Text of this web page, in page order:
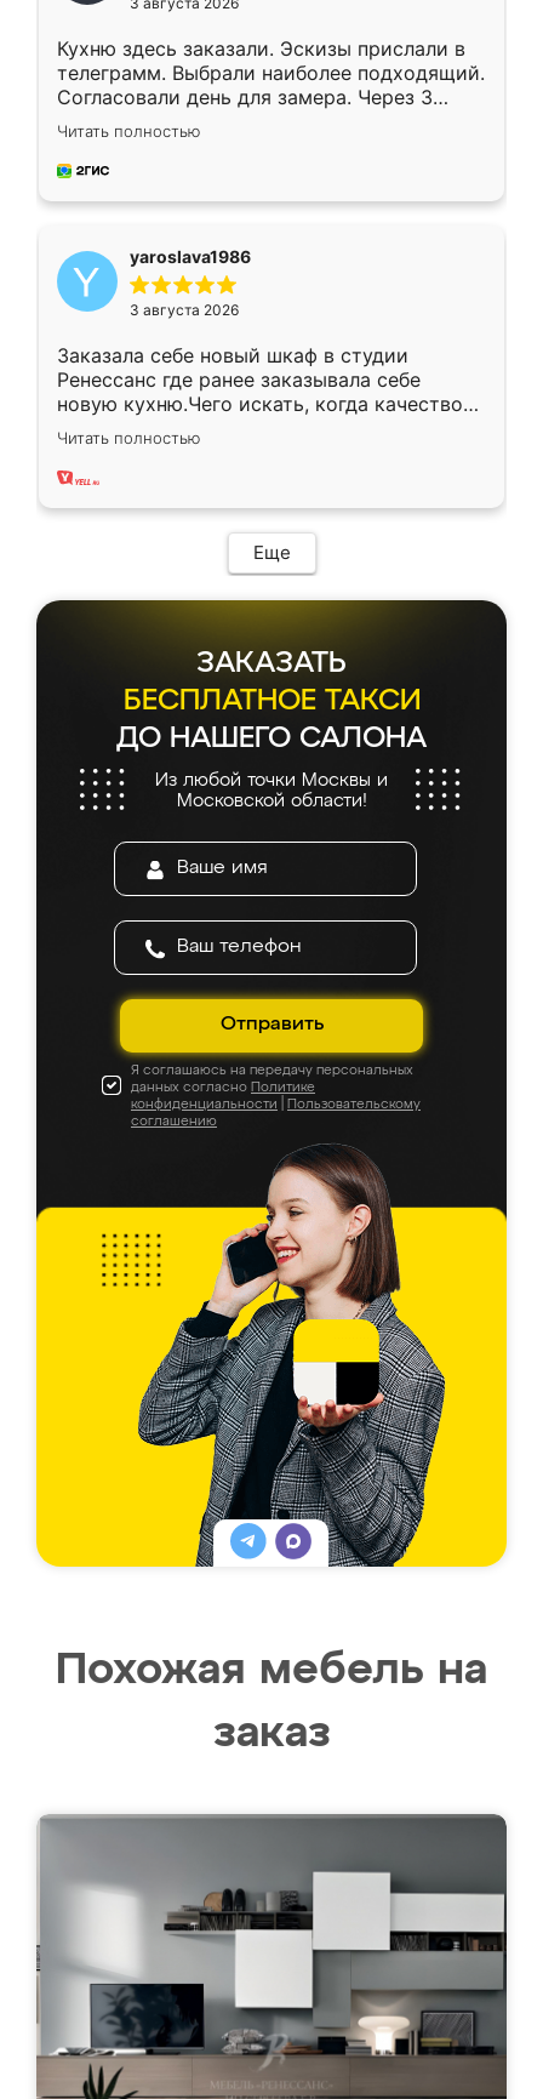
Кухню здесь заказали. Эскизы прислали в
телеграмм. Выбрали наиболее подходящий.
Согласовали день для замера. Через 3
недели кухня была уже готова. Остались
довольны работой. Спасибо Ренессанс
мебель за качественную работу!
Читать полностью
yaroslava1986
3 августа 2026
Заказала себе новый шкаф в студии
Ренессанс где ранее заказывала себе
новую кухню.Чего искать, когда качеством
вполне довольна. Служит кухня уже почти
два года, нареканий нет.
Читать полностью
Еще
ЗАКАЗАТЬ
БЕСПЛАТНОЕ ТАКСИ
ДО НАШЕГО САЛОНА
Из любой точки Москвы и
Московской области!
Отправить
Я соглашаюсь на передачу персональных
данных согласно Политике
конфиденциальности
Пользовательскому
соглашению
Похожая мебель на
заказ